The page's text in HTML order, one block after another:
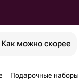
Как можно скорее
Подарочные наборы